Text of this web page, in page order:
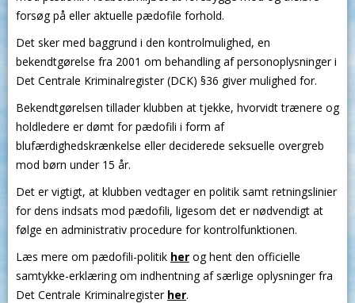
forsøg på eller aktuelle pædofile forhold.
Det sker med baggrund i den kontrolmulighed, en
bekendtgørelse fra 2001 om behandling af personoplysninger i
Det Centrale Kriminalregister (DCK) §36 giver mulighed for.
Bekendtgørelsen tillader klubben at tjekke, hvorvidt trænere og
holdledere er dømt for pædofili i form af
blufærdighedskrænkelse eller deciderede seksuelle overgreb
mod børn under 15 år.
Det er vigtigt, at klubben vedtager en politik samt retningslinier
for dens indsats mod pædofili, ligesom det er nødvendigt at
følge en administrativ procedure for kontrolfunktionen.
Læs mere om pædofili-politik her og hent den officielle
samtykke-erklæring om indhentning af særlige oplysninger fra
Det Centrale Kriminalregister her.